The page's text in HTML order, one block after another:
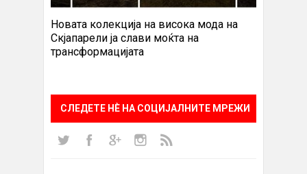
Новата колекција на висока мода на
Скјапарели ја слави моќта на
трансформацијата
СЛЕДЕТЕ НÈ НА СОЦИЈАЛНИТЕ МРЕЖИ